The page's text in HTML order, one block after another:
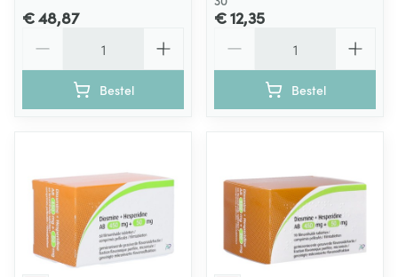
€ 48,87
Bestel
€ 12,35
Bestel